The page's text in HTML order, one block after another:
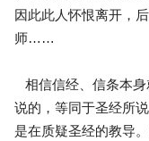
因此此人怀恨离开，
师……
相信信经、信条本
说的，等同于圣经所
是在质疑圣经的教导